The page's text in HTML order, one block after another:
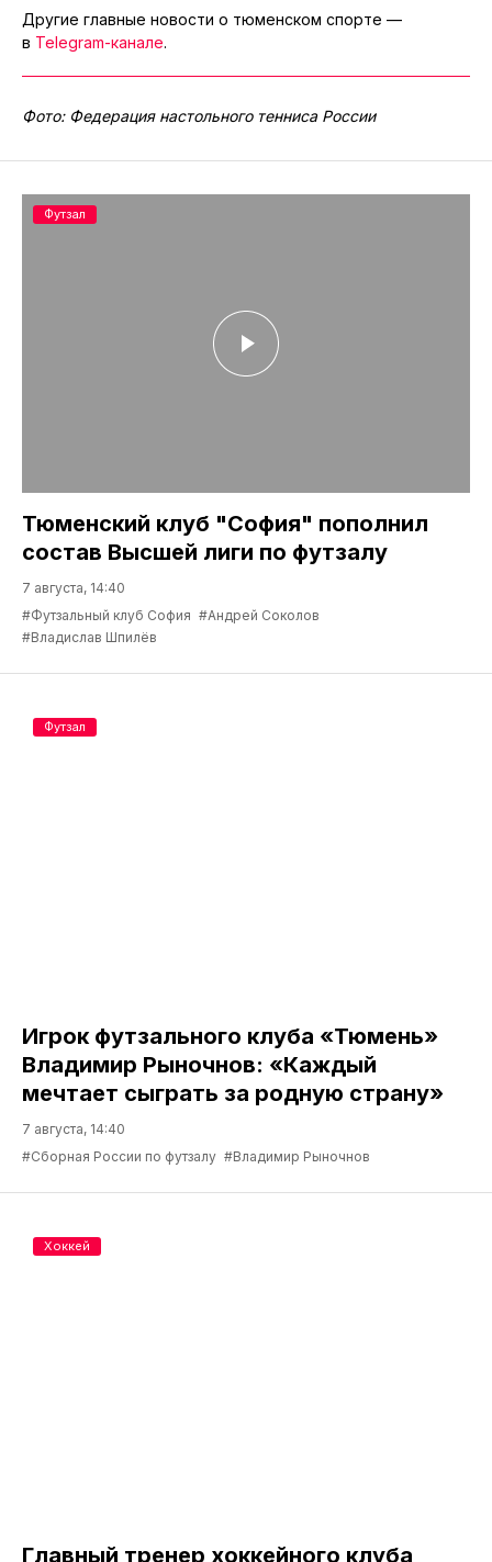
Другие главные новости о тюменском спорте —
в Telegram-канале.
Фото: Федерация настольного тенниса России
Тюменский клуб "София" пополнил
состав Высшей лиги по футзалу
7 августа, 14:40
#Футзальный клуб София #Андрей Соколов
#Владислав Шпилёв
Футзал
Игрок футзального клуба «Тюмень»
Владимир Рыночнов: «Каждый
мечтает сыграть за родную страну»
7 августа, 14:40
#Сборная России по футзалу #Владимир Рыночнов
Футзал
Главный тренер хоккейного клуба
Хоккей